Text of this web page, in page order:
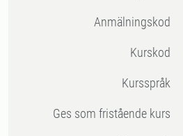
Anmälningskod
Kurskod
Kursspråk
Ges som fristående kurs